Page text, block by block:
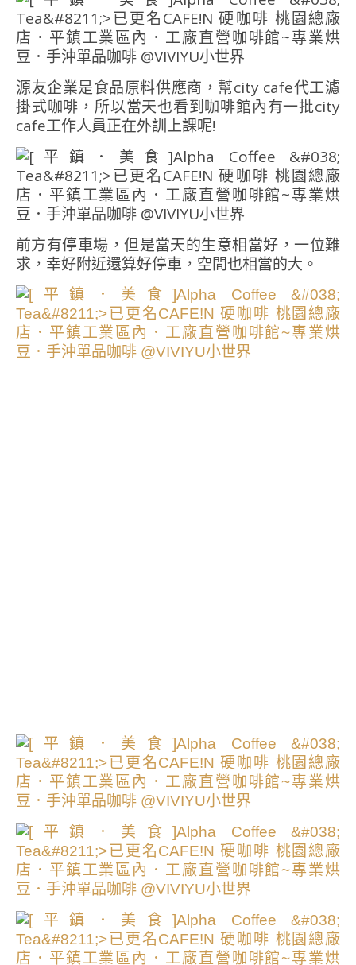
源友企業是食品原料供應商，幫city cafe代工濾
掛式咖啡，所以當天也看到咖啡館內有一批city
cafe工作人員正在外訓上課呢!
前方有停車場，但是當天的生意相當好，一位難
求，幸好附近還算好停車，空間也相當的大。